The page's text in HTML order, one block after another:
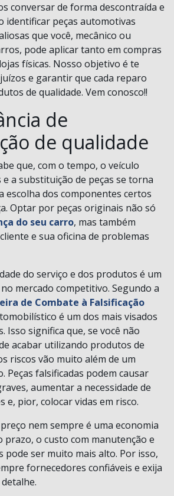
conversar de forma descontraída e
identificar peças automotivas
que você, mecânico ou
pode aplicar tanto em compras
físicas. Nosso objetivo é te
e garantir que cada reparo
de qualidade. Vem conosco!!
de
de qualidade
que, com o tempo, o veículo
a substituição de peças se torna
escolha dos componentes certos
Optar por peças originais não só
do seu carro, mas também
e sua oficina de problemas
do serviço e dos produtos é um
mercado competitivo. Segundo a
de Combate à Falsificação
é um dos mais visados
Isso significa que, se você não
acabar utilizando produtos de
riscos vão muito além de um
Peças falsificadas podem causar
aumentar a necessidade de
e, pior, colocar vidas em risco.
nem sempre é uma economia
prazo, o custo com manutenção e
pode ser muito mais alto. Por isso,
fornecedores confiáveis e exija